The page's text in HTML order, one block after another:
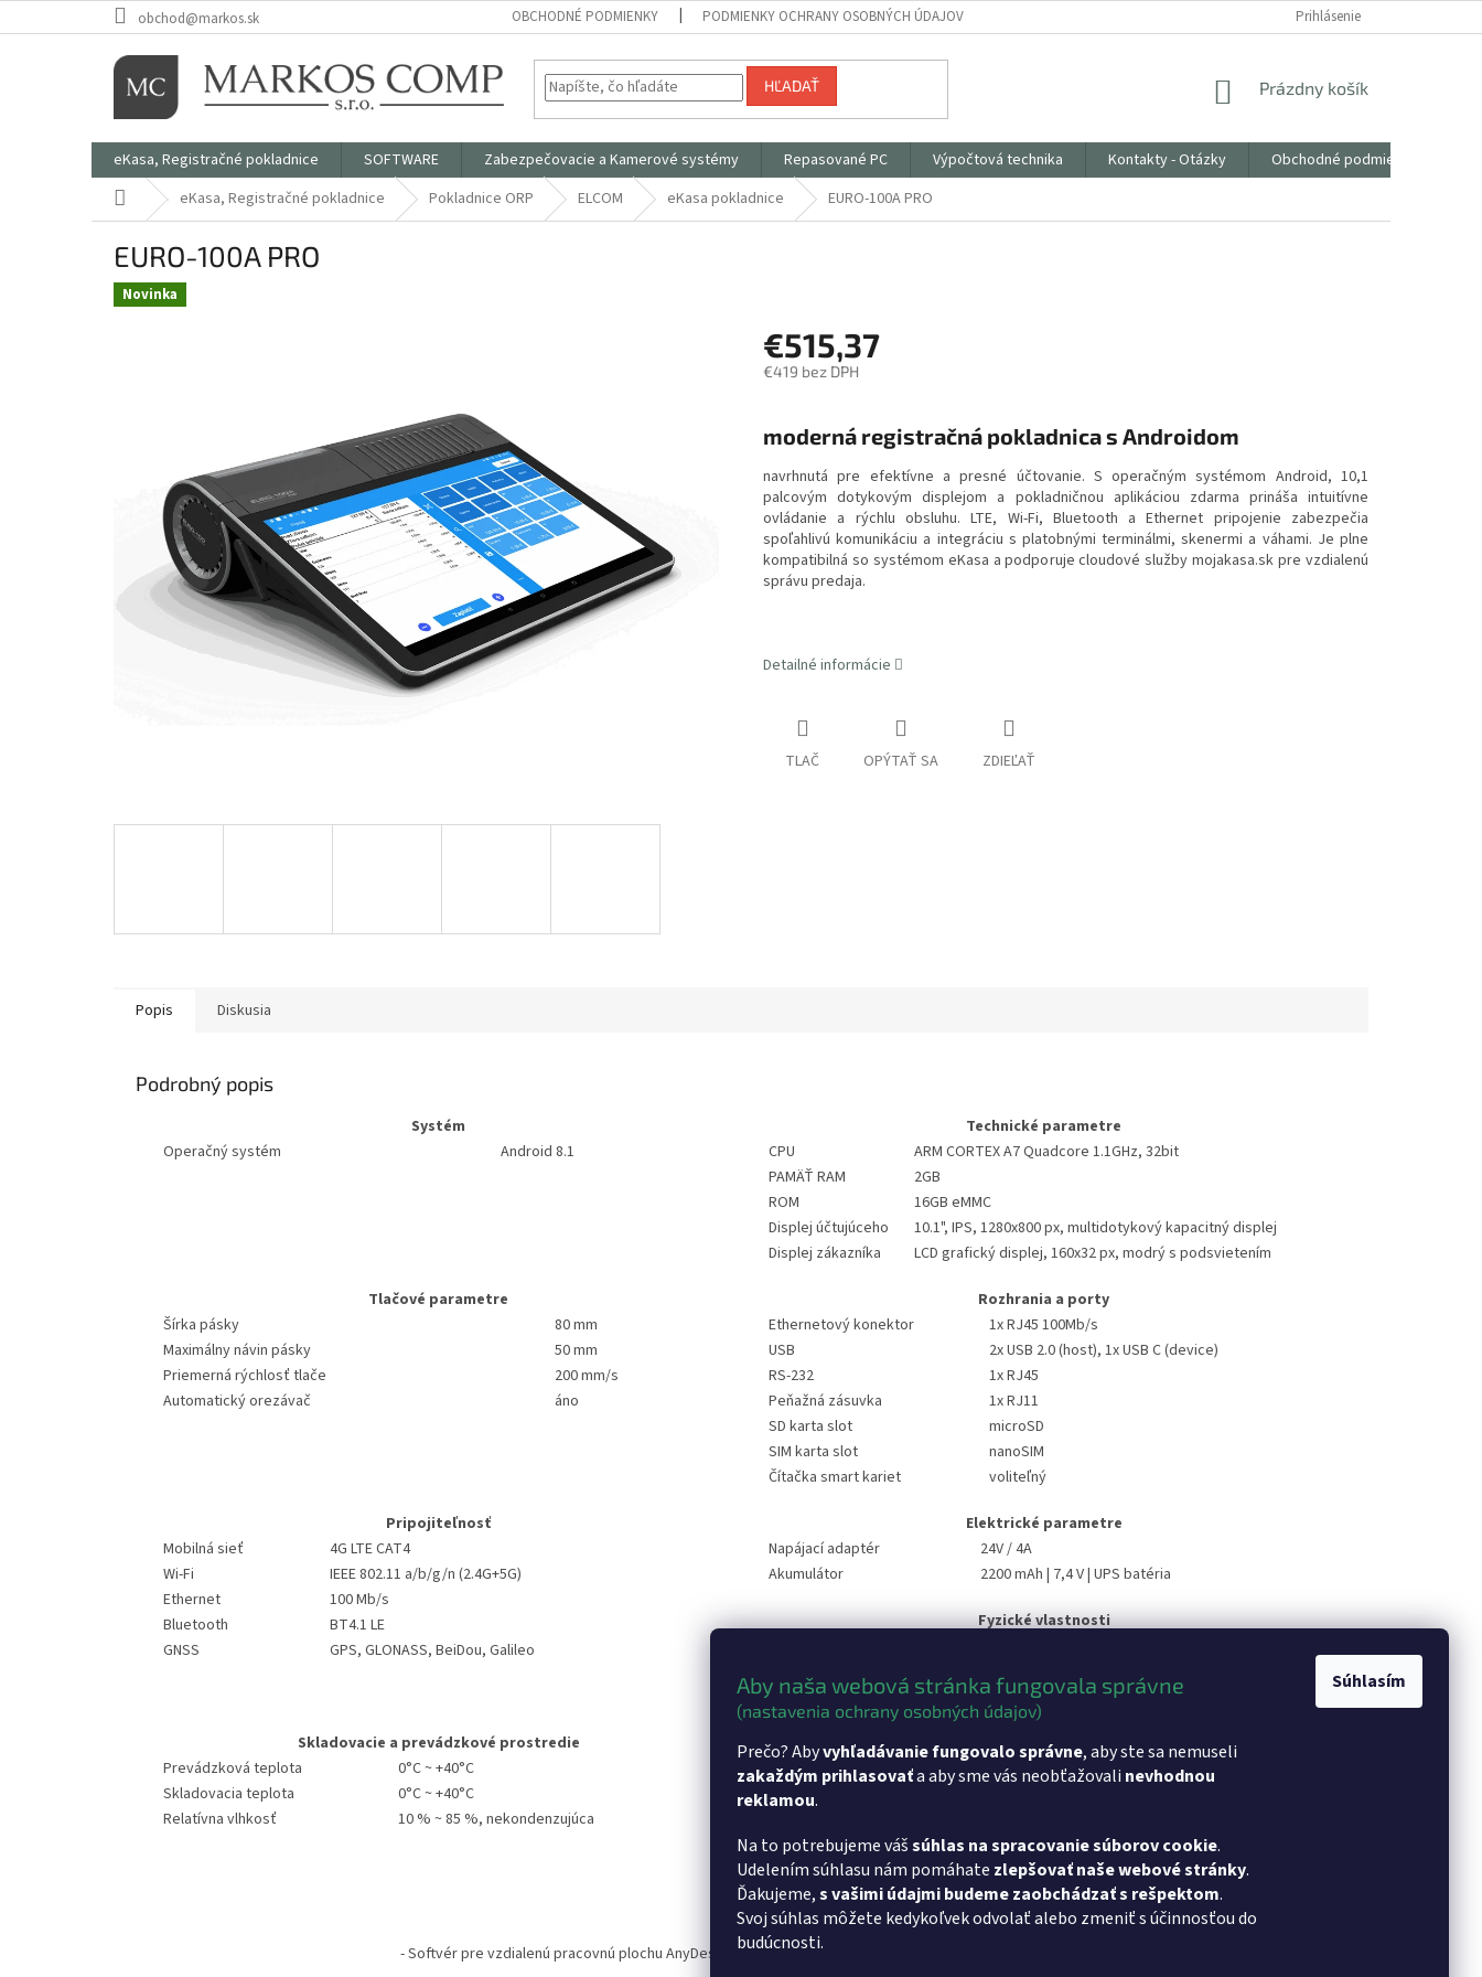
Aby naša webová stránka fungovala správne
(nastavenia ochrany osobných údajov)
Prečo? Abyvyhľadávanie fungovalo správne, aby ste sa nemuseli
zakaždým prihlasovaťa aby sme vás neobťažovali nevhodnou
reklamou.
Na to potrebujeme vášsúhlas na spracovanie súborov cookie.
Udelením súhlasu nám pomáhate zlepšovať naše webové stránky.
Ďakujeme,s vašimi údajmi budeme zaobchádzať s rešpektom.
Svoj súhlas môžete kedykoľvek odvolať alebo zmeniť s účinnosťou do
budúcnosti.
Súhlasím
na
obchod@markos.sk OBCHODNÉ PODMIENKY PODMIENKY OCHRANY OSOBNÝCH ÚDAJOV Prihlásenie
HĽADAŤ
NÁKUPNÝ
Prázdny košík
eKasa, Registračné pokladnice SOFTWARE Zabezpečovacie a Kamerové systémy Repasované PC Výpočtová technika Kontakty - Otázky
Obchodné podmienky
Domov eKasa, Registračné pokladnice Pokladnice ORP ELCOM eKasa pokladnice EURO-100A PRO
EURO-100A PRO
Novinka
€515,37
€419 bez DPH
moderná registračná pokladnica s Androidom
navrhnutá pre efektívne a presné účtovanie. S operačným systémom Android, 10,1
palcovým dotykovým displejom a pokladničnou aplikáciou zdarma prináša intuitívne
ovládanie a rýchlu obsluhu. LTE, Wi-Fi, Bluetooth a Ethernet pripojenie zabezpečia
spoľahlivú komunikáciu a integráciu s platobnými terminálmi, skenermi a váhami. Je plne
kompatibilná so systémom eKasa a podporuje cloudové služby mojakasa.sk pre vzdialenú
správu predaja.
Detailné informácie
TLAČ OPÝTAŤ SA ZDIEĽAŤ
Popis Diskusia
Podrobný popis
Systém
Operačný systém
Android 8.1
Technické parametre
CPU
ARM CORTEX A7 Quadcore 1.1GHz, 32bit
PAMÄŤ RAM
2GB
ROM
16GB eMMC
Displej účtujúceho
10.1", IPS, 1280x800 px, multidotykový kapacitný displej
Displej zákazníka
LCD grafický displej, 160x32 px, modrý s podsvietením
Tlačové parametre
Šírka pásky
80 mm
Maximálny návin pásky
50 mm
Priemerná rýchlosť tlače
200 mm/s
Automatický orezávač
áno
Rozhrania a porty
Ethernetový konektor
1x RJ45 100Mb/s
USB
2x USB 2.0 (host), 1x USB C (device)
RS-232
1x RJ45
Peňažná zásuvka
1x RJ11
SD karta slot
microSD
SIM karta slot
nanoSIM
Čítačka smart kariet
voliteľný
Pripojiteľnosť
Mobilná sieť
4G LTE CAT4
Wi-Fi
IEEE 802.11 a/b/g/n (2.4G+5G)
Ethernet
100 Mb/s
Bluetooth
BT4.1 LE
GNSS
GPS, GLONASS, BeiDou, Galileo
Elektrické parametre
Napájací adaptér
24V / 4A
Akumulátor
2200 mAh | 7,4 V | UPS batéria
Fyzické vlastnosti
Hmotnosť
Materiál
ABS, PC
Skladovacie a prevádzkové prostredie
Prevádzková teplota
0°C ~ +40°C
Skladovacia teplota
0°C ~ +40°C
Relatívna vlhkosť
10 % ~ 85 %, nekondenzujúca
Softvérové parametre
Predinštalované
aplikácie
3kPOS, eKasa klient
bezdrôtové pripojenie platobného terminálu
- Softvér pre vzdialenú pracovnú plochu AnyDesk - Softvér pre vzdialenú pracovnú plochu TeamViewer